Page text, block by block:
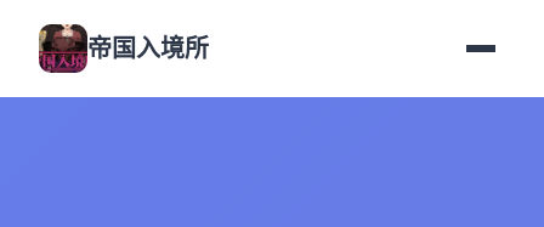
帝国入境所